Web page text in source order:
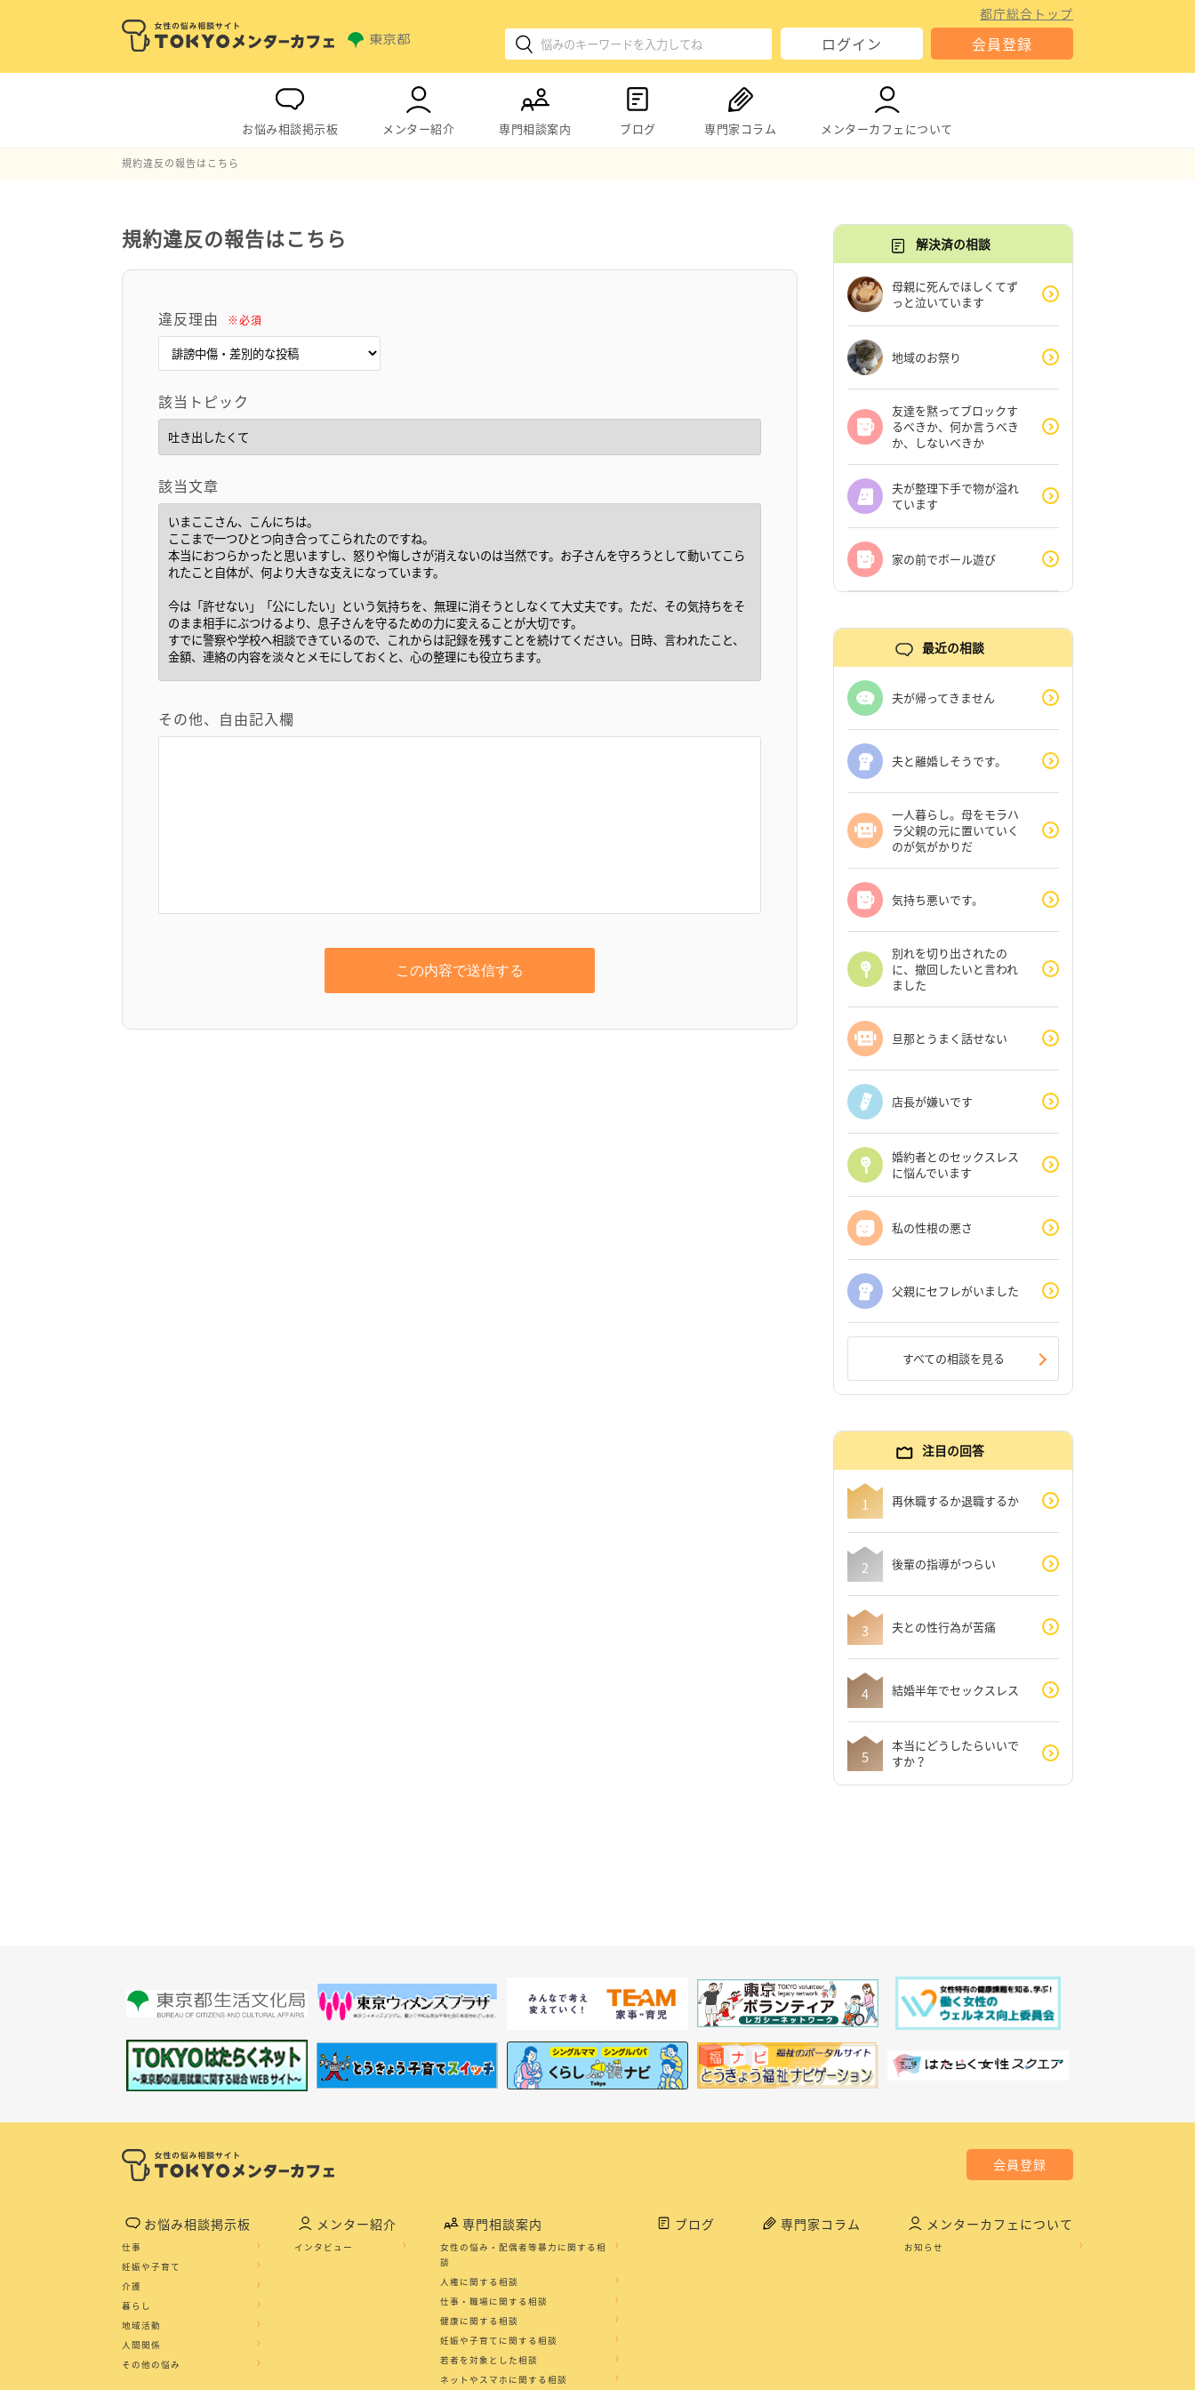
都庁総合トップ
ログイン 会員登録
お悩み相談掲示板 メンター紹介 専門相談案内 ブログ 専門家コラム メンターカフェについて
規約違反の報告はこちら
規約違反の報告はこちら
違反理由 ※必須
該当トピック
該当文章
その他、自由記入欄
この内容で送信する
解決済の相談
母親に死んでほしくてず
っと泣いています
地域のお祭り
友達を黙ってブロックす
るべきか、何か言うべき
か、しないべきか
夫が整理下手で物が溢れ
ています
家の前でボール遊び
最近の相談
夫が帰ってきません
夫と離婚しそうです。
一人暮らし。母をモラハ
ラ父親の元に置いていく
のが気がかりだ
気持ち悪いです。
別れを切り出されたの
に、撤回したいと言われ
ました
旦那とうまく話せない
店長が嫌いです
婚約者とのセックスレス
に悩んでいます
私の性根の悪さ
父親にセフレがいました
すべての相談を見る
注目の回答
再休職するか退職するか
後輩の指導がつらい
夫との性行為が苦痛
結婚半年でセックスレス
本当にどうしたらいいで
すか？
会員登録
お悩み相談掲示板
仕事
妊娠や子育て
介護
暮らし
地域活動
人間関係
その他の悩み
メンター紹介
インタビュー
専門相談案内
女性の悩み・配偶者等暴力に関する相
談
人権に関する相談
仕事・職場に関する相談
健康に関する相談
妊娠や子育てに関する相談
若者を対象とした相談
ネットやスマホに関する相談
ブログ 専門家コラム メンターカフェについて
お知らせ